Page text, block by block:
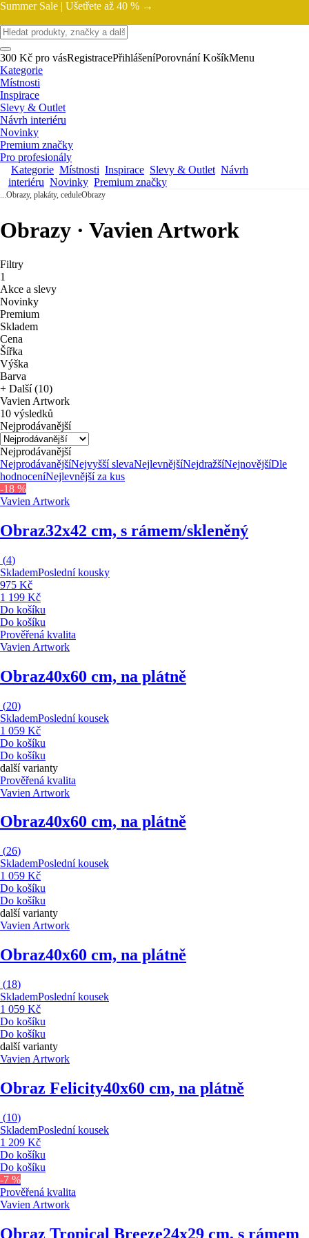
Summer Sale | Ušetřete až 40 % →
300 Kč pro vásRegistracePřihlášeníPorovnání KošíkMenu
Kategorie
Místnosti
Inspirace
Slevy & Outlet
Návrh interiéru
Novinky
Premium značky
Pro profesionály
Kategorie Místnosti Inspirace Slevy & Outlet Návrh
interiéru Novinky Premium značky
...Obrazy, plakáty, ceduleObrazy
Obrazy · Vavien Artwork
Filtry
1
Akce a slevy
Novinky
Premium
Skladem
Cena
Šířka
Výška
Barva
+ Další (10)
Vavien Artwork
10 výsledků
Nejprodávanější
Nejprodávanější
NejprodávanějšíNejvyšší slevaNejlevnějšíNejdražšíNejnovějšíDle
hodnoceníNejlevnější za kus
-18 %
Vavien Artwork
Obraz32x42 cm, s rámem/skleněný
(4)
SklademPoslední kousky
975 Kč
1 199 Kč
Do košíku
Do košíku
Prověřená kvalita
Vavien Artwork
Obraz40x60 cm, na plátně
(20)
SklademPoslední kousek
1 059 Kč
Do košíku
Do košíku
další varianty
Prověřená kvalita
Vavien Artwork
Obraz40x60 cm, na plátně
(26)
SklademPoslední kousek
1 059 Kč
Do košíku
Do košíku
další varianty
Vavien Artwork
Obraz40x60 cm, na plátně
(18)
SklademPoslední kousek
1 059 Kč
Do košíku
Do košíku
další varianty
Vavien Artwork
Obraz Felicity40x60 cm, na plátně
(10)
SklademPoslední kousek
1 209 Kč
Do košíku
Do košíku
-7 %
Prověřená kvalita
Vavien Artwork
Obraz Tropical Breeze24x29 cm, s rámem